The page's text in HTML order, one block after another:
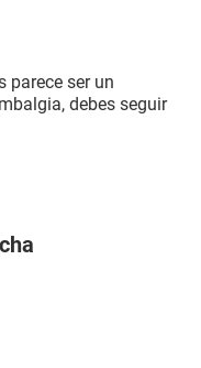
parece ser un
debes seguir